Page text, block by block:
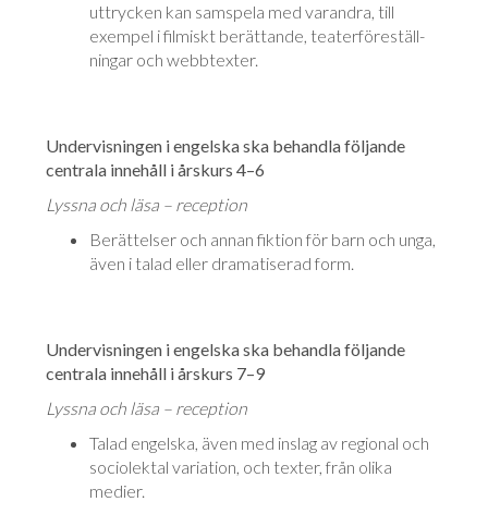
uttrycken kan sam­spela med varandra, till
exempel i filmiskt berättande, teater­före­ställ­
ningar och webbtexter.
Undervisningen i engelska ska behandla följande
centrala innehåll i årskurs 4–6
Lyssna och läsa – reception
Berättelser och annan fiktion för barn och unga,
även i talad eller drama­tise­rad form.
Undervisningen i engelska ska behandla följande
centrala innehåll i årskurs 7–9
Lyssna och läsa – reception
Talad engelska, även med inslag av regional och
sociolektal variation, och tex­ter, från olika
medier.